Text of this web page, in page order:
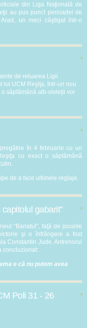
din Liga Naţională de
au pus punct perioadei de
un meci câştigat într-o
0
de reluarea Ligii
lui UCM Reşiţa, într-un nou
săptămână alb-violeţii vor
0
în 4 februarie cu un
cu exact o săptămână
de a face ultimele reglaje.
gabarit” 0
“Banatul”, faţă de jocurile
şi o înfrângere a fost
Constantin Jude. Antrenorul
concluzionat:
e că nu putem avea
Poli 31 - 26 0